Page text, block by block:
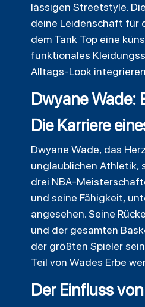
lässigen Streetstyle.
deine Leidenschaft für
dem Tank Top eine
funktionales
Alltags-Look
Dwyane Wade:
Die Karriere
Dwyane Wade, das
unglaublichen Athletik,
drei NBA-
und seine Fähigkeit,
angesehen. Seine
und der gesamten
der größten Spieler
Teil von Wades Erbe
Der Einfluss